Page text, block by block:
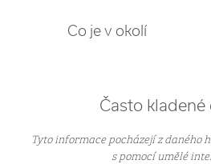
Co je v okolí
Často kladené
Tyto informace pocházejí z daného
s pomocí umělé